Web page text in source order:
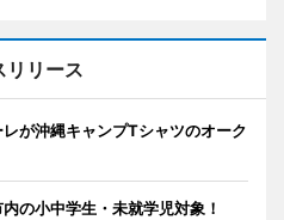
リリース
が沖縄キャンプTシャツのオーク
の小中学生・未就学児対象！